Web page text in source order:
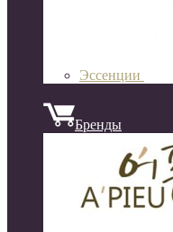
Эссенции
Бренды